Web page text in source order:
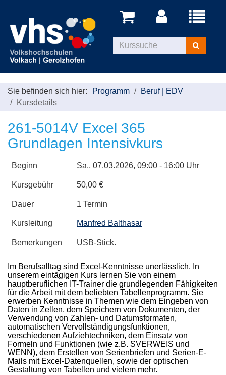
Menü
Kurse
suchen
Sie befinden sich hier: Programm
Beruf | EDV
Kursdetails
261-5014V Excel 365
Grundlagen Intensivkurs
Beginn Sa., 07.03.2026, 09:00 - 16:00 Uhr
Kursgebühr 50,00 €
Dauer 1 Termin
Kursleitung Manfred Balthasar
Bemerkungen USB-Stick.
Im Berufsalltag sind Excel-Kenntnisse unerlässlich. In
unserem eintägigen Kurs lernen Sie von einem
hauptberuflichen IT-Trainer die grundlegenden Fähigkeiten
für die Arbeit mit dem beliebten Tabellenprogramm. Sie
erwerben Kenntnisse in Themen wie dem Eingeben von
Daten in Zellen, dem Speichern von Dokumenten, der
Verwendung von Zahlen- und Datumsformaten,
automatischen Vervollständigungsfunktionen,
verschiedenen Aufziehtechniken, dem Einsatz von
Formeln und Funktionen (wie z.B. SVERWEIS und
WENN), dem Erstellen von Serienbriefen und Serien-E-
Mails mit Excel-Datenquellen, sowie der optischen
Gestaltung von Tabellen und vielem mehr.